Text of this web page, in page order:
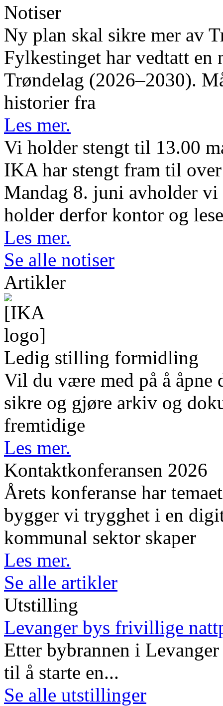
Notiser
Ny plan skal sikre mer av
Fylkestinget har vedtatt
Trøndelag (2026–2030).
historier fra
Les mer.
Vi holder stengt til 13.00
IKA har stengt fram til
Mandag 8. juni avholder
holder derfor kontor og
Les mer.
Se alle notiser
Artikler
Ledig stilling formidling
Vil du være med på å
sikre og gjøre arkiv og
fremtidige
Les mer.
Kontaktkonferansen 2026
Årets konferanse har
bygger vi trygghet i en
kommunal sektor skaper
Les mer.
Se alle artikler
Utstilling
Levanger bys frivillige
Etter bybrannen i
til å starte en...
Se alle utstillinger